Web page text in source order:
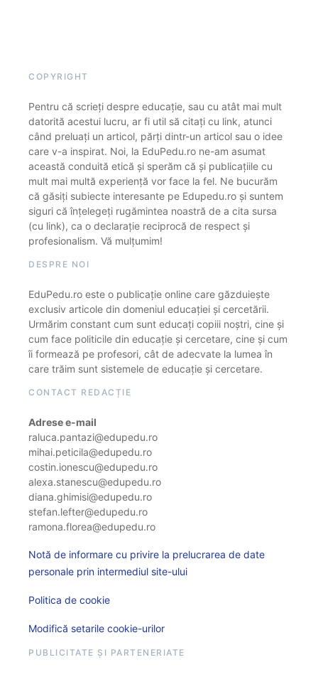
COPYRIGHT
Pentru că scrieți despre educație, sau cu atât mai mult
datorită acestui lucru, ar fi util să citați cu link, atunci
când preluați un articol, părți dintr-un articol sau o idee
care v-a inspirat. Noi, la EduPedu.ro ne-am asumat
această conduită etică și sperăm că și publicațiile cu
mult mai multă experiență vor face la fel. Ne bucurăm
că găsiți subiecte interesante pe Edupedu.ro și suntem
siguri că înțelegeți rugămintea noastră de a cita sursa
(cu link), ca o declarație reciprocă de respect și
profesionalism. Vă mulțumim!
DESPRE NOI
EduPedu.ro este o publicație online care găzduiește
exclusiv articole din domeniul educației și cercetării.
Urmărim constant cum sunt educați copiii noștri, cine și
cum face politicile din educație și cercetare, cine și cum
îi formează pe profesori, cât de adecvate la lumea în
care trăim sunt sistemele de educație și cercetare.
CONTACT REDACȚIE
Adrese e-mail
raluca.pantazi@edupedu.ro
mihai.peticila@edupedu.ro
costin.ionescu@edupedu.ro
alexa.stanescu@edupedu.ro
diana.ghimisi@edupedu.ro
stefan.lefter@edupedu.ro
ramona.florea@edupedu.ro
Notă de informare cu privire la prelucrarea de date
personale prin intermediul site-ului
Politica de cookie
Modifică setarile cookie-urilor
PUBLICITATE ȘI PARTENERIATE